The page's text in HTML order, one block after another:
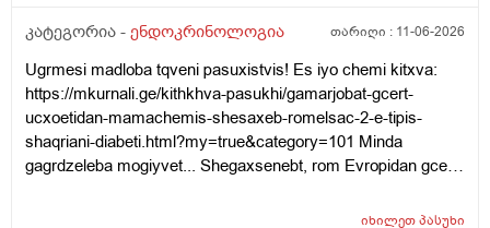
Cota dadzabuli urtiertoba ki qonda dedachemtan bolo dros
apirebdnen Tbilisshi chasvlas dzalian male. Zogadad es bolo
clebia, ragac ver vcnobt mamachems anu dzalian shecvlilia
da yvelapers negatiurad uyurebs! Tan cota pulis problemebic
daemata da dzalian gagizianebuli, agresiuli iyo xolme, sul cola
undoda da ar midioda eqimtan! Chvenc vatyobdit, rom
Tviton mis mamas anu babuachemsac diabeti qonda da
კატეგორია - ენდოკრინოლოგია თარიღი : 11-06-2026
Ugrmesi madloba tqveni pasuxistvis! Es iyo chemi kitxva:
https://mkurnali.ge/kithkhva-pasukhi/gamarjobat-gcert-
ucxoetidan-mamachemis-shesaxeb-romelsac-2-e-tipis-
shaqriani-diabeti.html?my=true&category=101 Minda
gagrdzeleba mogiyvet... Shegaxsenebt, rom Evropidan gcert
tipis shaqriani diabeti aqvs da aseve chriloba pexze. Im dges
იხილეთპასუხი